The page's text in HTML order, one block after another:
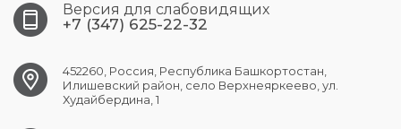
Версия для слабовидящих
+7 (347) 625-22-32
452260, Россия, Республика Башкортостан,
Илишевский район, село Верхнеяркеево, ул.
Худайбердина, 1